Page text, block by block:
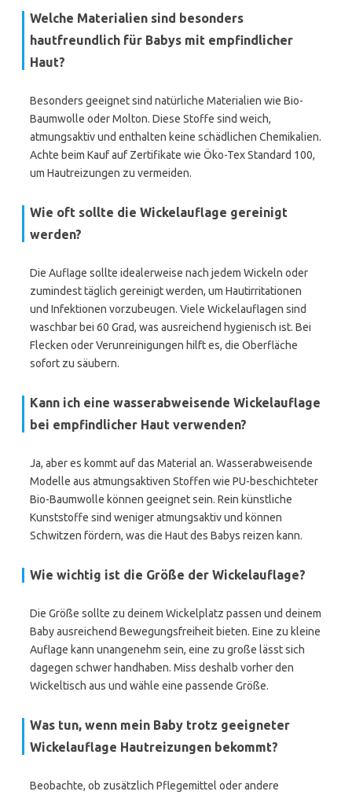
Welche Materialien sind besonders
hautfreundlich für Babys mit empfindlicher
Haut?
Besonders geeignet sind natürliche Materialien wie Bio-
Baumwolle oder Molton. Diese Stoffe sind weich,
atmungsaktiv und enthalten keine schädlichen Chemikalien.
Achte beim Kauf auf Zertifikate wie Öko-Tex Standard 100,
um Hautreizungen zu vermeiden.
Wie oft sollte die Wickelauflage gereinigt
werden?
Die Auflage sollte idealerweise nach jedem Wickeln oder
zumindest täglich gereinigt werden, um Hautirritationen
und Infektionen vorzubeugen. Viele Wickelauflagen sind
waschbar bei 60 Grad, was ausreichend hygienisch ist. Bei
Flecken oder Verunreinigungen hilft es, die Oberfläche
sofort zu säubern.
Kann ich eine wasserabweisende Wickelauflage
bei empfindlicher Haut verwenden?
Ja, aber es kommt auf das Material an. Wasserabweisende
Modelle aus atmungsaktiven Stoffen wie PU-beschichteter
Bio-Baumwolle können geeignet sein. Rein künstliche
Kunststoffe sind weniger atmungsaktiv und können
Schwitzen fördern, was die Haut des Babys reizen kann.
Wie wichtig ist die Größe der Wickelauflage?
Die Größe sollte zu deinem Wickelplatz passen und deinem
Baby ausreichend Bewegungsfreiheit bieten. Eine zu kleine
Auflage kann unangenehm sein, eine zu große lässt sich
dagegen schwer handhaben. Miss deshalb vorher den
Wickeltisch aus und wähle eine passende Größe.
Was tun, wenn mein Baby trotz geeigneter
Wickelauflage Hautreizungen bekommt?
Beobachte, ob zusätzlich Pflegemittel oder andere